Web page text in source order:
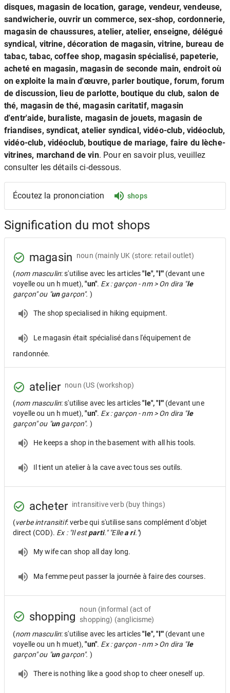
disques, magasin de location, garage, vendeur, vendeuse,
sandwicherie, ouvrir un commerce, sex-shop, cordonnerie,
magasin de chaussures, atelier, atelier, enseigne, délégué
syndical, vitrine, décoration de magasin, vitrine, bureau de
tabac, tabac, coffee shop, magasin spécialisé, papeterie,
acheté en magasin, magasin de seconde main, endroit où
on exploite la main d'œuvre, parler boutique, forum, forum
de discussion, lieu de parlotte, boutique du club, salon de
thé, magasin de thé, magasin caritatif, magasin
d'entr'aide, buraliste, magasin de jouets, magasin de
friandises, syndicat, atelier syndical, vidéo-club, vidéoclub,
vidéo-club, vidéoclub, boutique de mariage, faire du lèche-
vitrines, marchand de vin. Pour en savoir plus, veuillez
consulter les détails ci-dessous.
Écoutez la prononciation shops
Signification du mot shops
magasin noun (mainly UK (store: retail outlet)
(nom masculin: s'utilise avec les articles"le", "l'" (devant une
voyelle ou un h muet),"un". Ex : garçon - nm > On dira "le
garçon" ou "ungarçon". )
The shop specialised in hiking equipment.
Le magasin était spécialisé dans l'équipement de
randonnée.
atelier noun (US (workshop)
(nom masculin: s'utilise avec les articles"le", "l'" (devant une
voyelle ou un h muet),"un". Ex : garçon - nm > On dira "le
garçon" ou "ungarçon". )
He keeps a shop in the basement with all his tools.
Il tient un atelier à la cave avec tous ses outils.
acheter intransitive verb (buy things)
(verbe intransitif: verbe qui s'utilise sans complément d'objet
direct (COD). Ex : "Il estparti." "Ellea ri.")
My wife can shop all day long.
Ma femme peut passer la journée à faire des courses.
shopping
noun (informal (act of
shopping) (anglicisme)
(nom masculin: s'utilise avec les articles"le", "l'" (devant une
voyelle ou un h muet),"un". Ex : garçon - nm > On dira "le
garçon" ou "ungarçon". )
There is nothing like a good shop to cheer oneself up.